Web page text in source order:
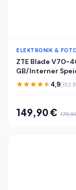
ELEKTRONIK &
ZTE Blade V70-
GB/Interner
1600 x 720 Pixel
- Front Camera
4,9(152
149,90 €